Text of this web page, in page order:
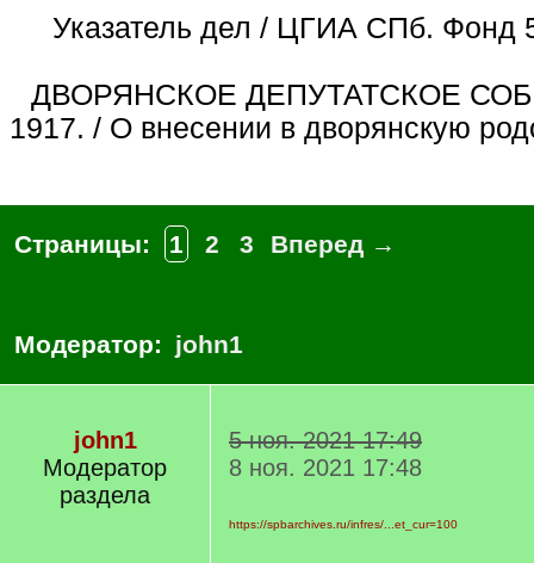
указатель дел / ЦГИА СПб. Фонд
ДВОРЯНСКОЕ ДЕПУТАТСКОЕ
1917. / О внесении в дворянскую
Страницы: 1 2 3 Вперед →
Модератор: john1
john1
Модератор
раздела
5 ноя. 2021 17:49
8 ноя. 2021 17:48
https://spbarchives.ru/infres/...et_cur=100